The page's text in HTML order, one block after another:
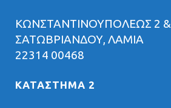
ΚΩΝΣΤΑΝΤΙΝΟΥΠΟΛΕΩΣ 2 &
ΣΑΤΩΒΡΙΑΝΔΟΥ, ΛΑΜΙΑ
22314 00468
ΚΑΤΑΣΤΗΜΑ 2